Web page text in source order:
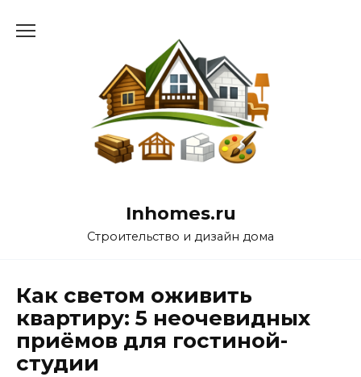
Inhomes.ru
Строительство и дизайн дома
Как светом оживить
квартиру: 5 неочевидных
приёмов для гостиной-
студии